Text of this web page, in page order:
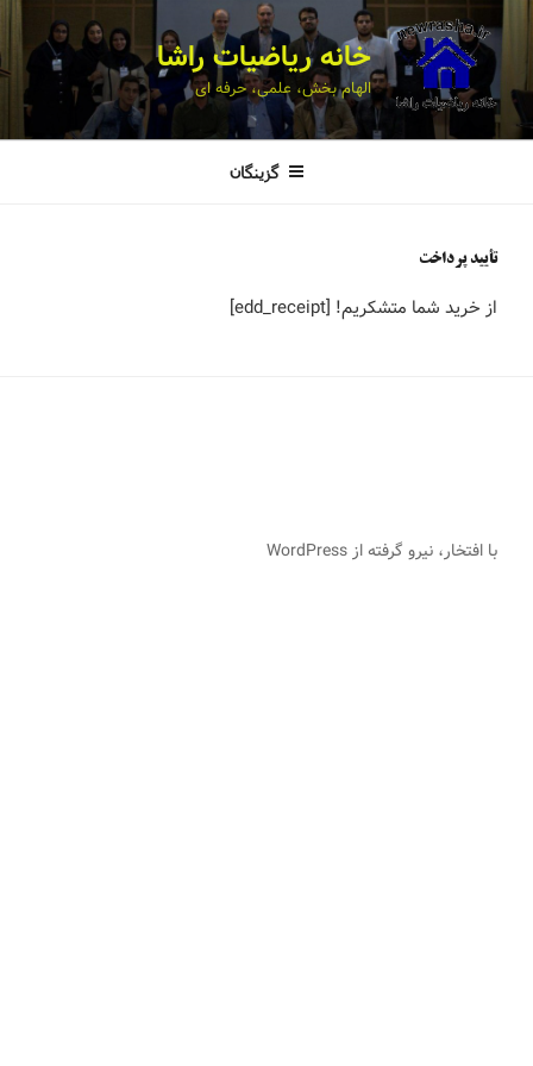
خانه ریاضیات راشا
الهام بخش، علمی، حرفه ای
گزینگان
تأیید پرداخت
از خرید شما متشکریم! [edd_receipt]
با افتخار، نیرو گرفته از WordPress